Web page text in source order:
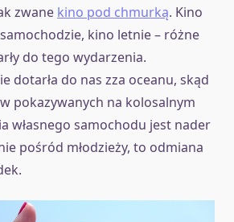
zwane kino pod chmurką. Kino
kino letnie – różne
do tego wydarzenia.
dotarła do nas zza oceanu, skąd
pokazywanych na kolosalnym
własnego samochodu jest nader
pośród młodzieży, to odmiana